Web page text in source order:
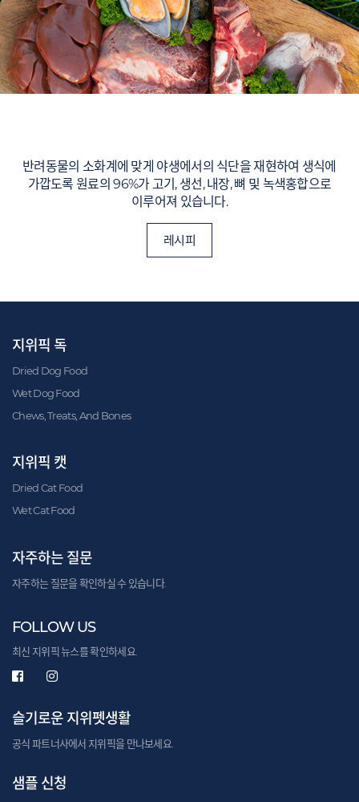
반려동물의 소화계에 맞게 야생에서의 식단을 재현하여 생식에
가깝도록 원료의 96%가 고기, 생선, 내장, 뼈 및 녹색홍합으로
이루어져 있습니다.
레시피
지위픽 독
Dried Dog Food
Wet Dog Food
Chews, Treats, And Bones
지위픽 캣
Dried Cat Food
Wet Cat Food
자주하는 질문
자주하는 질문을 확인하실 수 있습니다.
FOLLOW US
최신 지위픽 뉴스를 확인하세요.
슬기로운 지위펫생활
공식 파트너사에서 지위픽을 만나보세요.
샘플 신청